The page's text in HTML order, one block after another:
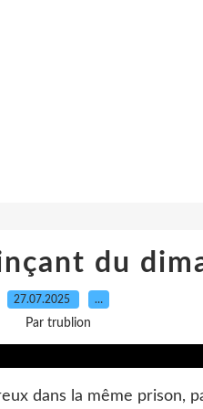
du
27.07.2025 …
Par trublion
dans la même prison,